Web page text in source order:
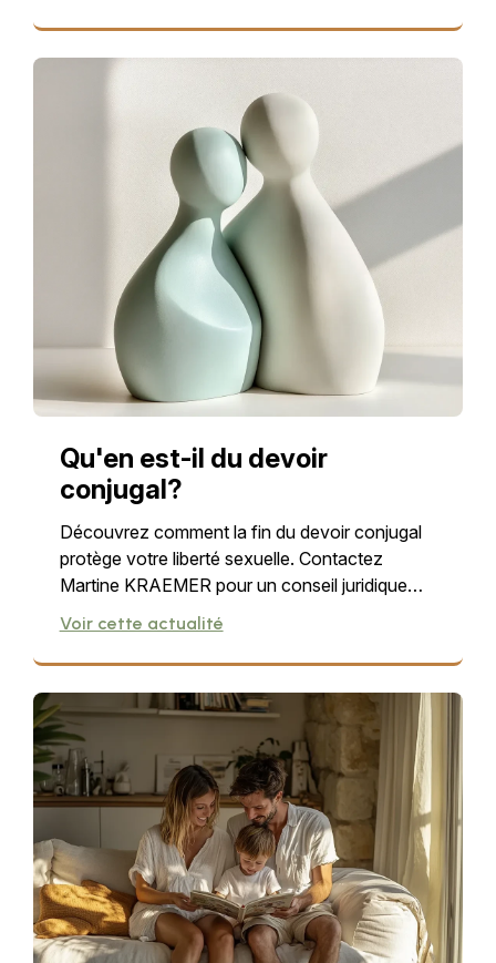
Qu'en est-il du devoir
conjugal?
Découvrez comment la fin du devoir conjugal
protège votre liberté sexuelle. Contactez
Martine KRAEMER pour un conseil juridique
expert.
Voir cette actualité